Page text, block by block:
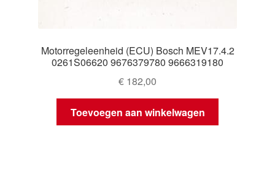
Motorregeleenheid (ECU) Bosch MEV17.4.2
0261S06620 9676379780 9666319180
€ 182,00
Toevoegen aan winkelwagen